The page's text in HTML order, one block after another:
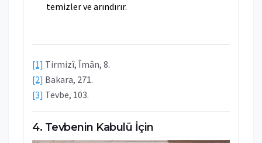
temizler ve arındırır.
[1] Tirmizî, Îmân, 8.
[2] Bakara, 271.
[3] Tevbe, 103.
Tevbenin Kabulü İçin